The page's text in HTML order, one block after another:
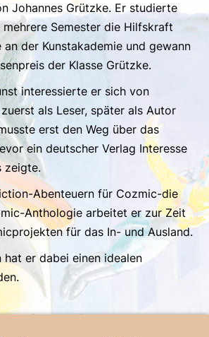
Johannes Grützke. Er studierte
Semester die Hilfskraft
der Kunstakademie und gewann
der Klasse Grützke.
interessierte er sich von
als Leser, später als Autor
erst den Weg über das
ein deutscher Verlag Interesse
zeigte.
Abenteuern für Cozmic-die
Anthologie arbeitet er zur Zeit
für das In- und Ausland.
hat er dabei einen idealen